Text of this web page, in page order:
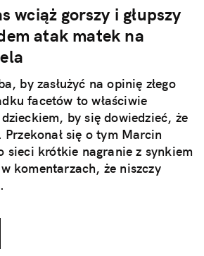
wciąż gorszy i głupszy
atak matek na
by zasłużyć na opinię złego
facetów to właściwie
by się dowiedzieć, że
się o tym Marcin
sieci krótkie nagranie z synkiem
komentarzach, że niszczy